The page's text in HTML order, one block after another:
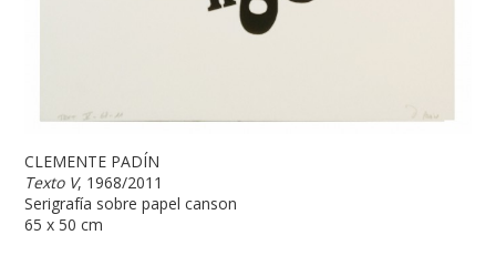
CLEMENTE PADÍN
Texto V, 1968/2011
Serigrafía sobre papel canson
65 x 50 cm